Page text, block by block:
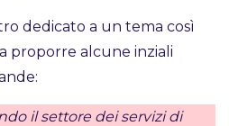
dedicato a un tema così
proporre alcune inziali
il settore dei servizi di